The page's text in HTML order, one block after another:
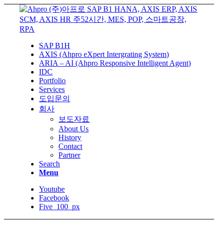
SAP B1H
AXIS (Ahpro eXpert Intergrating System)
ARIA – AI (Ahpro Responsive Intelligent Agent)
IDC
Portfolio
Services
도입문의
회사
보도자료
About Us
History
Contact
Partner
Search
Menu
Youtube
Facebook
Five_100_px